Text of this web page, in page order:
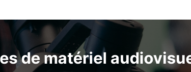
de matériel